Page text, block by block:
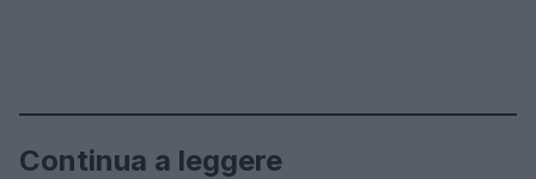
Continua a leggere